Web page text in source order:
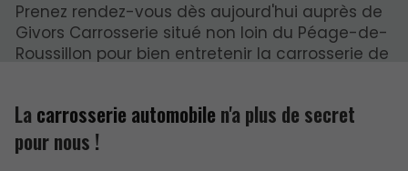
Prenez rendez-vous dès aujourd'hui auprès de
Givors Carrosserie situé non loin du Péage-de-
Roussillon pour bien entretenir la carrosserie de
La carrosserie automobile n'a plus de secret
pour nous !